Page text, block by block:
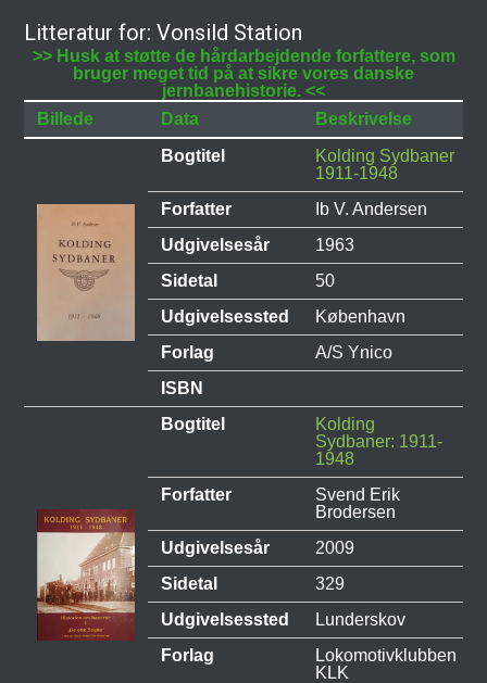
Litteratur for: Vonsild Station
>> Husk at støtte de hårdarbejdende forfattere, som
bruger meget tid på at sikre vores danske
jernbanehistorie. <<
Billede
Data
Beskrivelse
Bogtitel
Kolding Sydbaner
1911-1948
Forfatter
Ib V. Andersen
Udgivelsesår
1963
Sidetal
50
Udgivelsessted
København
Forlag
A/S Ynico
ISBN
Bogtitel
Kolding
Sydbaner: 1911-
1948
Forfatter
Svend Erik
Brodersen
Udgivelsesår
2009
Sidetal
329
Udgivelsessted
Lunderskov
Forlag
Lokomotivklubben
KLK